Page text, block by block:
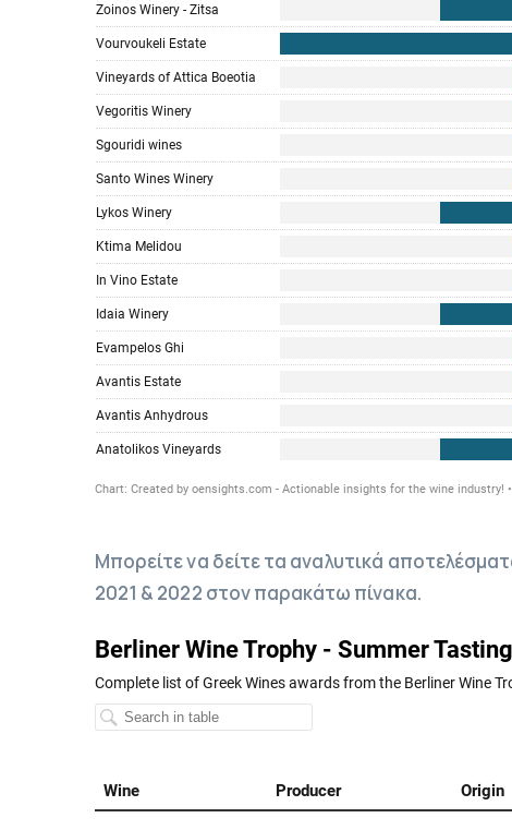
Μπορείτε να δείτε τα αναλυτικά
2021 & 2022 στον παρακάτω πίνακα.